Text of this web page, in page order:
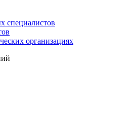
специалистов
организациях